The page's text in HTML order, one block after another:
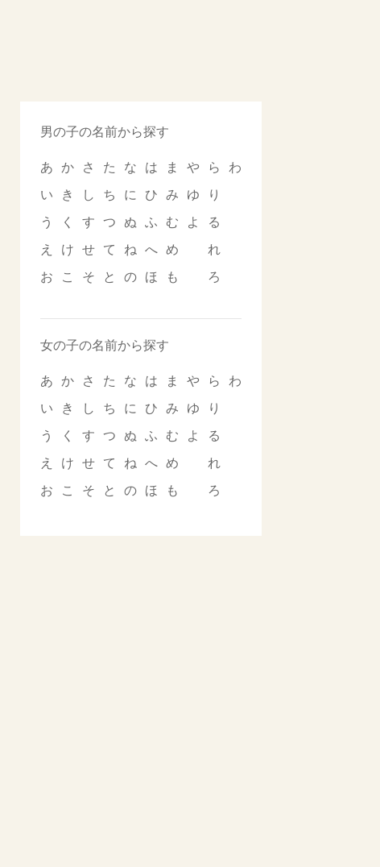
男の子の名前から探す
あ
い
う
え
お
か
き
く
け
こ
さ
し
す
せ
そ
た
ち
つ
て
と
な
に
ぬ
ね
の
は
ひ
ふ
へ
ほ
ま
み
む
め
も
や
ゆ
よ
ら
り
る
れ
ろ
わ
女の子の名前から探す
あ
い
う
え
お
か
き
く
け
こ
さ
し
す
せ
そ
た
ち
つ
て
と
な
に
ぬ
ね
の
は
ひ
ふ
へ
ほ
ま
み
む
め
も
や
ゆ
よ
ら
り
る
れ
ろ
わ